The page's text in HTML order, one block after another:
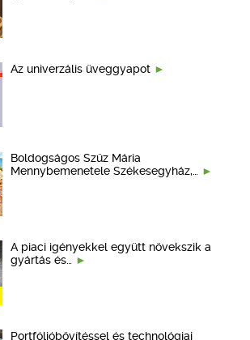
Az univerzális üveggyapot
Boldogságos Szűz Mária
Mennybemenetele Székesegyház,…
A piaci igényekkel együtt növekszik a
gyártás és…
Portfólióbővítéssel és technológiai